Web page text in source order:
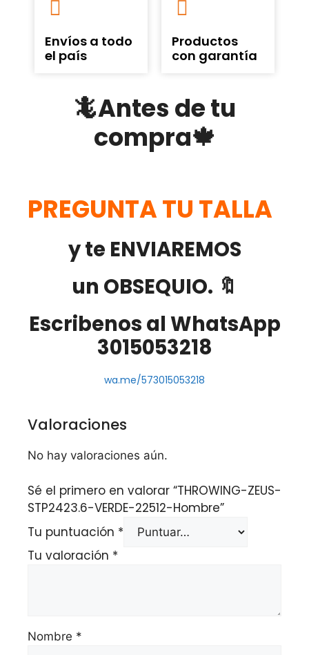
Envíos a todo
el país
Productos
con garantía
🦎Antes de tu
compra🍁
PREGUNTA TU TALLA
y te ENVIAREMOS
un OBSEQUIO. 🔖
Escribenos al WhatsApp
3015053218
wa.me/573015053218
Valoraciones
No hay valoraciones aún.
Sé el primero en valorar “THROWING-ZEUS-
STP2423.6-VERDE-22512-Hombre”
Tu puntuación *
Tu valoración *
Nombre *